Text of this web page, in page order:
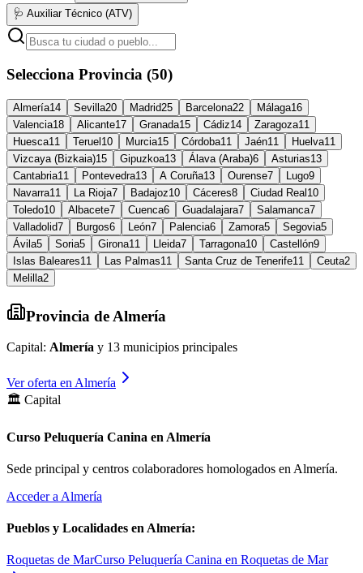
🩺 Auxiliar Técnico (ATV)
Selecciona Provincia (50)
Almería14 Sevilla20 Madrid25 Barcelona22 Málaga16
Valencia18 Alicante17 Granada15 Cádiz14 Zaragoza11
Huesca11 Teruel 10 Murcia15 Córdoba11 Jaén11 Huelva11
Vizcaya (Bizkaia)15 Gipuzkoa13 Álava (Araba)6 Asturias13
Cantabria11 Pontevedra13 A Coruña13 Ourense7 Lugo9
Navarra11 La Rioja7 Badajoz10 Cáceres8 Ciudad Real 10
Toledo10 Albacete7 Cuenca6 Guadalajara7 Salamanca7
Valladolid7 Burgos6 León7 Palencia6 Zamora5 Segovia5
Ávila5 Soria5 Girona11 Lleida7 Tarragona10 Castellón9
Islas Baleares11 Las Palmas11 Santa Cruz de Tenerife11 Ceuta2
Melilla2
Provincia de Almería
Capital: Almería y 13 municipios principales
Ver oferta en Almería
🏛️ Capital
Curso Peluquería Canina en Almería
Sede principal y centros colaboradores homologados en Almería.
Acceder a Almería
Pueblos y Localidades en Almería:
Roquetas de MarCurso Peluquería Canina en Roquetas de Mar